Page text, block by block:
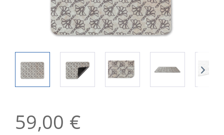
59,00 €